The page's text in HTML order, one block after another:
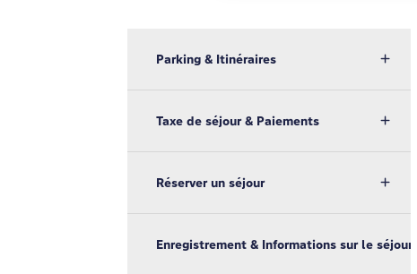
Parking & Itinéraires
Taxe de séjour & Paiements
Réserver un séjour
Enregistrement & Informations sur le séjour